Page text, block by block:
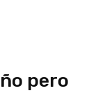
pero